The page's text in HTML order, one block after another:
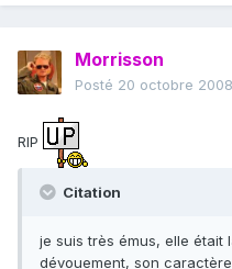
Morrisson
Posté 20 octobre 2008
RIP
Citation
je suis très émus, elle était
dévouement, son